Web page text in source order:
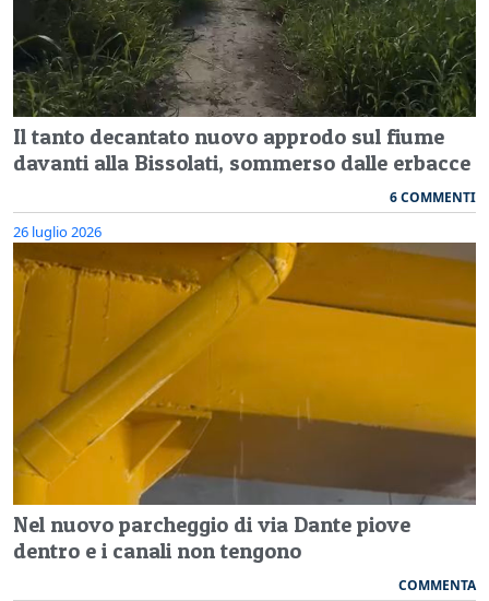
Il tanto decantato nuovo approdo sul fiume
davanti alla Bissolati, sommerso dalle erbacce
6 COMMENTI
26 luglio 2026
Nel nuovo parcheggio di via Dante piove
dentro e i canali non tengono
COMMENTA